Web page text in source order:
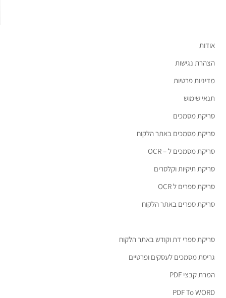
אודות
הצהרת נגישות
מדיניות פרטיות
תנאי שימוש
סריקת מסמכים
סריקת מסמכים באתר הלקוח
סריקת מסמכים ל – OCR
סריקת תיקיות וקלסרים
סריקת ספרים ל OCR
סריקת ספרים באתר הלקוח
סריקת ספרי דת וקודש באתר הלקוח
גריסת מסמכים לעסקים ופרטיים
המרת קבצי PDF
PDF To WORD